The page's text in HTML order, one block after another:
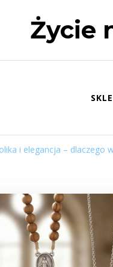
Życie
i elegancja – dlaczego